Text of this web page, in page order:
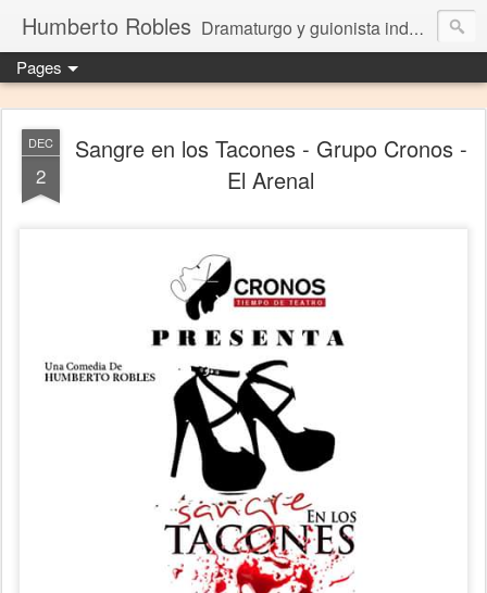
Humberto Robles Dramaturgo y guionista independiente
Pages
DEC
2
Sangre en los Tacones - Grupo Cronos -
El Arenal